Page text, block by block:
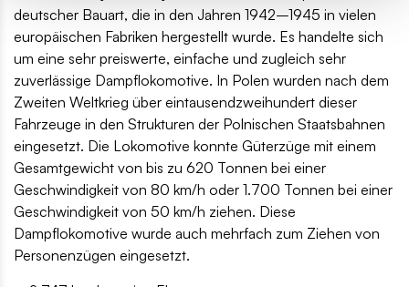
deutscher Bauart, die in den Jahren 1942–1945 in vielen
europäischen Fabriken hergestellt wurde. Es handelte sich
um eine sehr preiswerte, einfache und zugleich sehr
zuverlässige Dampflokomotive. In Polen wurden nach dem
Zweiten Weltkrieg über eintausendzweihundert dieser
Fahrzeuge in den Strukturen der Polnischen Staatsbahnen
eingesetzt. Die Lokomotive konnte Güterzüge mit einem
Gesamtgewicht von bis zu 620 Tonnen bei einer
Geschwindigkeit von 80 km/h oder 1.700 Tonnen bei einer
Geschwindigkeit von 50 km/h ziehen. Diese
Dampflokomotive wurde auch mehrfach zum Ziehen von
Personenzügen eingesetzt.